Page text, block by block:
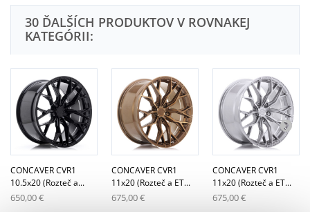
30 ĎALŠÍCH PRODUKTOV V ROVNAKEJ
KATEGÓRII:
CONCAVER CVR1
10.5x20 (Rozteč a...
650,00 €
CONCAVER CVR1
11x20 (Rozteč a ET...
675,00 €
CONCAVER CVR1
11x20 (Rozteč a ET...
675,00 €